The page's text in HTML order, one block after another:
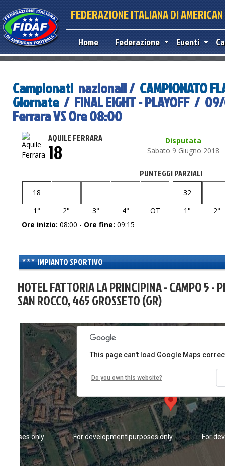
FEDERAZIONE ITALIANA DI
Home Federazione Eventi
Campionati nazionali / CAMPIONATO
Giornate/ FINAL EIGHT - PLAYOFF /
Ferrara VS Ore 08:00
AQUILE FERRARA
Disputata
Sabato 9 Giugno 2018
18
PUNTEGGI PARZIALI
18
1°
2° 3° 4° OT
32
1°
2°
Ore inizio: 08:00 - Ore fine: 09:15
IMPIANTO SPORTIVO
HOTEL FATTORIA LA PRINCIPINA - CAMPO 5 -
SAN ROCCO, 465 GROSSETO (GR)
For
For development purposes only
only
only For development purposes only
This page can't load Google Maps
Do you own this website?